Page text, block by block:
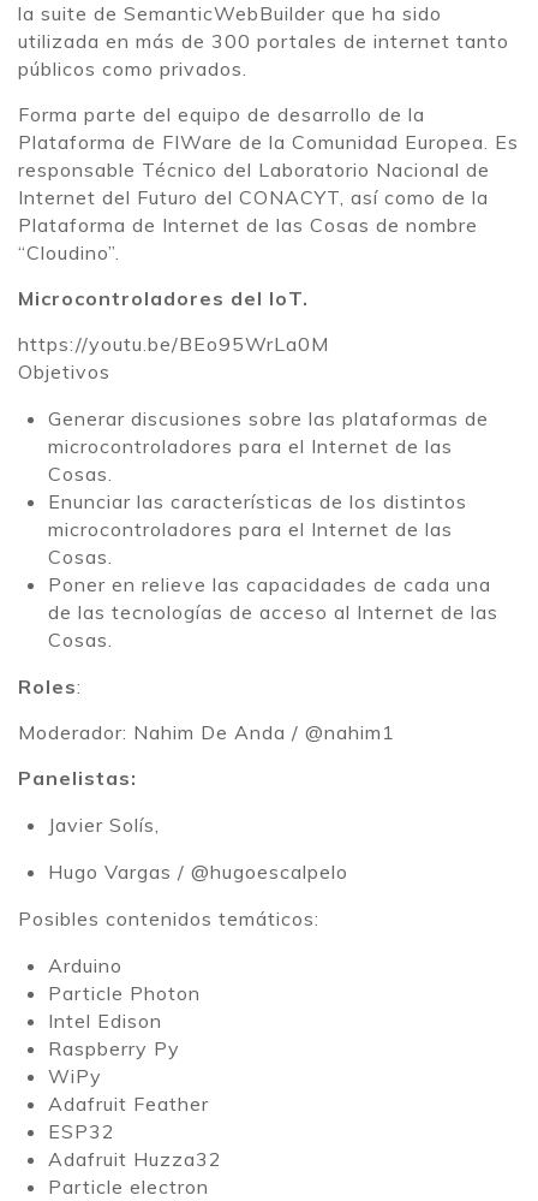
la suite de SemanticWebBuilder que ha sido
utilizada en más de 300 portales de internet tanto
públicos como privados.
Forma parte del equipo de desarrollo de la
Plataforma de FIWare de la Comunidad Europea. Es
responsable Técnico del Laboratorio Nacional de
Internet del Futuro del CONACYT, así como de la
Plataforma de Internet de las Cosas de nombre
“Cloudino”.
Microcontroladores del IoT.
https://youtu.be/BEo95WrLa0M
Objetivos
Generar discusiones sobre las plataformas de
microcontroladores para el Internet de las
Cosas.
Enunciar las características de los distintos
microcontroladores para el Internet de las
Cosas.
Poner en relieve las capacidades de cada una
de las tecnologías de acceso al Internet de las
Cosas.
Roles:
Moderador: Nahim De Anda / @nahim1
Panelistas:
Javier Solís,
Hugo Vargas / @hugoescalpelo
Posibles contenidos temáticos:
Arduino
Particle Photon
Intel Edison
Raspberry Py
WiPy
Adafruit Feather
ESP32
Adafruit Huzza32
Particle electron